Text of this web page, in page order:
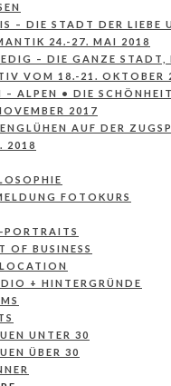
– DIE STADT DER LIEBE
24.-27. MAI 2018
– DIE GANZE STADT,
VOM 18.-21. OKTOBER
– ALPEN • DIE
2017
AUF DER
2018
FOTOKURS
PORTRAITS
OF BUSINESS
+ HINTERGRÜNDE
UNTER 30
ÜBER 30